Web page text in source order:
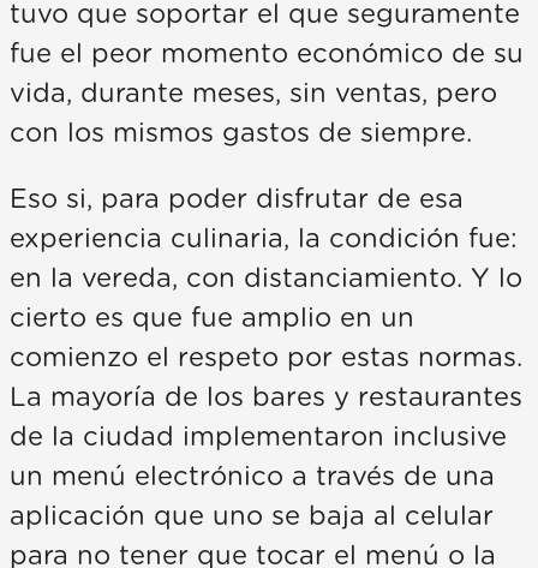
tuvo que soportar el que seguramente
fue el peor momento económico de su
vida, durante meses, sin ventas, pero
con los mismos gastos de siempre.
Eso si, para poder disfrutar de esa
experiencia culinaria, la condición fue:
en la vereda, con distanciamiento. Y lo
cierto es que fue amplio en un
comienzo el respeto por estas normas.
La mayoría de los bares y restaurantes
de la ciudad implementaron inclusive
un menú electrónico a través de una
aplicación que uno se baja al celular
para no tener que tocar el menú o la